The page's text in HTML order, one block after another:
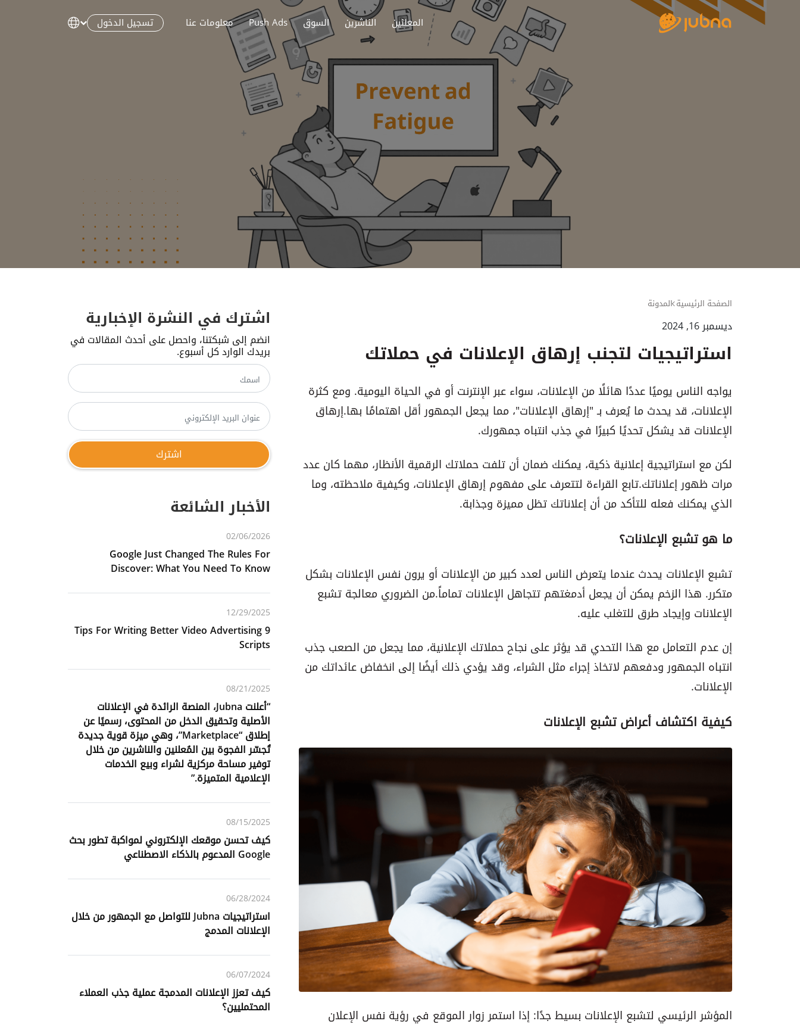
تخطى الى المحتوى
Main Navigation المعلنين الناشرين السوق Push Ads معلومات عنا تسجيل الدخول
الصفحة الرئيسية المدونة
ديسمبر 16, 2024
استراتيجيات لتجنب إرهاق الإعلانات في حملاتك
يواجه الناس يوميًا عددًا هائلًا من الإعلانات، سواء عبر الإنترنت أو في الحياة اليومية. ومع كثرة
الإعلانات، قد يحدث ما يُعرف بـ "إرهاق الإعلانات"، مما يجعل الجمهور أقل اهتمامًا بها. إرهاق
الإعلانات قد يشكل تحديًا كبيرًا في جذب انتباه جمهورك.
لكن مع استراتيجية إعلانية ذكية، يمكنك ضمان أن تلفت حملاتك الرقمية الأنظار، مهما كان عدد
مرات ظهور إعلاناتك. تابع القراءة لتتعرف على مفهوم إرهاق الإعلانات، وكيفية ملاحظته، وما
الذي يمكنك فعله للتأكد من أن إعلاناتك تظل مميزة وجذابة.
ما هو تشبع الإعلانات؟
تشبع الإعلانات يحدث عندما يتعرض الناس لعدد كبير من الإعلانات أو يرون نفس الإعلانات بشكل
متكرر. هذا الزخم يمكن أن يجعل أدمغتهم تتجاهل الإعلانات تماماً. من الضروري معالجة تشبع
الإعلانات وإيجاد طرق للتغلب عليه.
إن عدم التعامل مع هذا التحدي قد يؤثر على نجاح حملاتك الإعلانية، مما يجعل من الصعب جذب
انتباه الجمهور ودفعهم لاتخاذ إجراء مثل الشراء، وقد يؤدي ذلك أيضًا إلى انخفاض عائداتك من
الإعلانات.
كيفية اكتشاف أعراض تشبع الإعلانات
المؤشر الرئيسي لتشبع الإعلانات بسيط جدًا: إذا استمر زوار الموقع في رؤية نفس الإعلان
اشترك في النشرة الإخبارية
انضم إلى شبكتنا، واحصل على أحدث المقالات في
بريدك الوارد كل أسبوع.
الأخبار الشائعة
02/06/2026
Google Just Changed The Rules For
Discover: What You Need To Know
12/29/2025
9 Tips For Writing Better Video Advertising
Scripts
08/21/2025
“أعلنت Jubna، المنصة الرائدة في الإعلانات
الأصلية وتحقيق الدخل من المحتوى، رسميًا عن
إطلاق “Marketplace”، وهي ميزة قوية جديدة
تُجسّر الفجوة بين المُعلنين والناشرين من خلال
توفير مساحة مركزية لشراء وبيع الخدمات
الإعلامية المتميزة.”
08/15/2025
كيف تحسن موقعك الإلكتروني لمواكبة تطور بحث
Google المدعوم بالذكاء الاصطناعي
06/28/2024
استراتيجيات Jubna للتواصل مع الجمهور من خلال
الإعلانات المدمج
06/07/2024
كيف تعزز الإعلانات المدمجة عملية جذب العملاء
المحتمليين؟